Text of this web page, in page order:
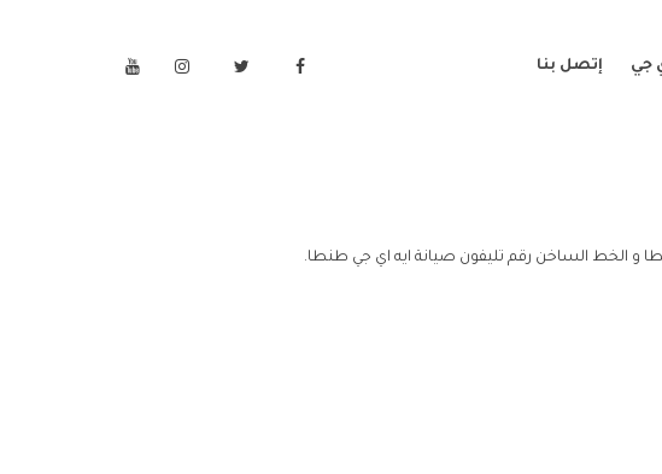
جي إتصل بنا
و الخط الساخن رقم تليفون صيانة ايه اي جي طنطا.